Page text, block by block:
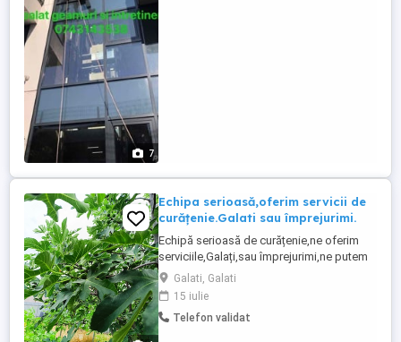
7
Echipa serioasă,oferim servicii de
curățenie.Galati sau împrejurimi.
Echipă serioasă de curățenie,ne oferim
serviciile,Galați,sau împrejurimi,ne putem
deplasa și în țară,rugăm seriozitate.
Galati, Galati
15 iulie
Telefon validat